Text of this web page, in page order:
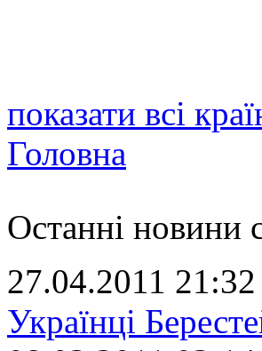
показати всі
Головна
Останні новини
27.04.2011 21:32
Українці